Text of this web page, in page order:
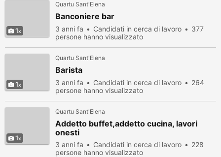
1
Quartu Sant'Elena
Banconiere bar
3 anni fa Candidati in cerca di lavoro
377
persone hanno visualizzato
1
Quartu Sant'Elena
Barista
3 anni fa Candidati in cerca di lavoro
264
persone hanno visualizzato
1
Quartu Sant'Elena
Addetto buffet,addetto cucina, lavori
onesti
3 anni fa Candidati in cerca di lavoro
228
persone hanno visualizzato